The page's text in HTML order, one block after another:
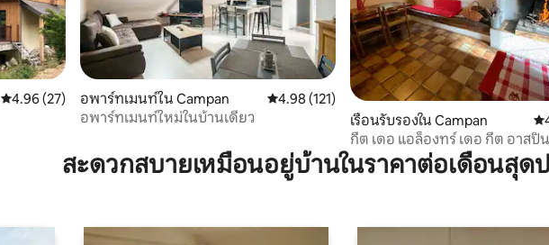
คะแนนเฉลี่ย 4.96 จาก 5, 27 รีวิว
4.96 (27)
อพาร์ทเมนท์ใน Campan คะแนนเฉลี่ย 4.98 จาก 5, 121 รีวิว
4.98 (121)
อพาร์ทเมนท์ใหม่ในบ้านเดี่ยว
เรือนรับรองใน Campan ค
กีต เดอ แอล็องทร์ เดอ กีต อาสปิน
สะดวกสบายเหมือนอยู่บ้านในราคาต่อเดือนสุด